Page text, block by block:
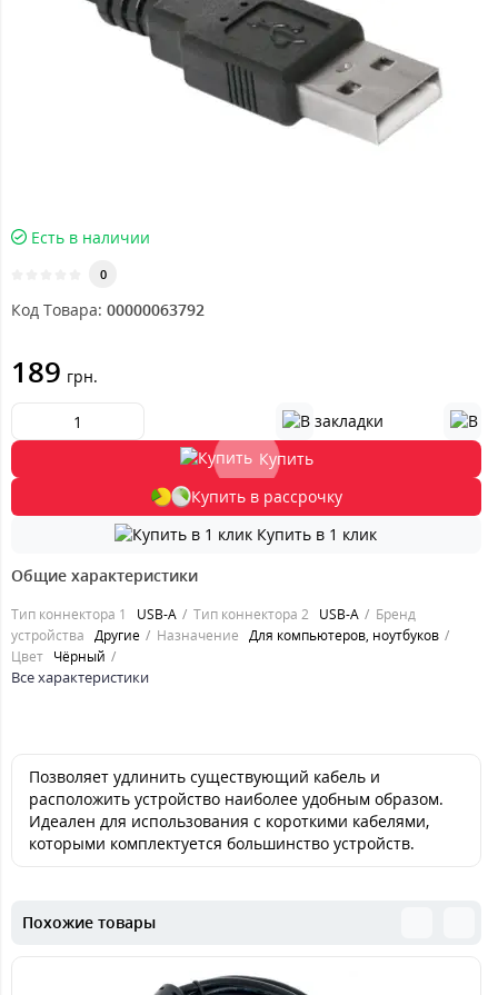
Есть в наличии
0
Код Товара: 00000063792
189 грн.
Купить
Купить в рассрочку
Купить в 1 клик
Общие характеристики
Тип коннектора 1 USB-A Тип коннектора 2 USB-A
Бренд
устройства Другие Назначение Для компьютеров, ноутбуков
Цвет Чёрный
Все характеристики
Позволяет удлинить существующий кабель и
расположить устройство наиболее удобным образом.
Идеален для использования с короткими кабелями,
которыми комплектуется большинство устройств.
Похожие товары